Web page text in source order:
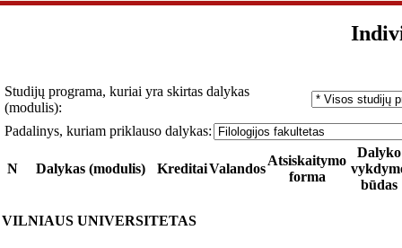
Studijų programa, kuriai yra skirtas dalykas
(modulis):
Padalinys, kuriam priklauso dalykas:
N Dalykas (modulis) KreditaiValandos
Atsiskaitymo
forma
Dalyko
būdas
VILNIAUS UNIVERSITETAS